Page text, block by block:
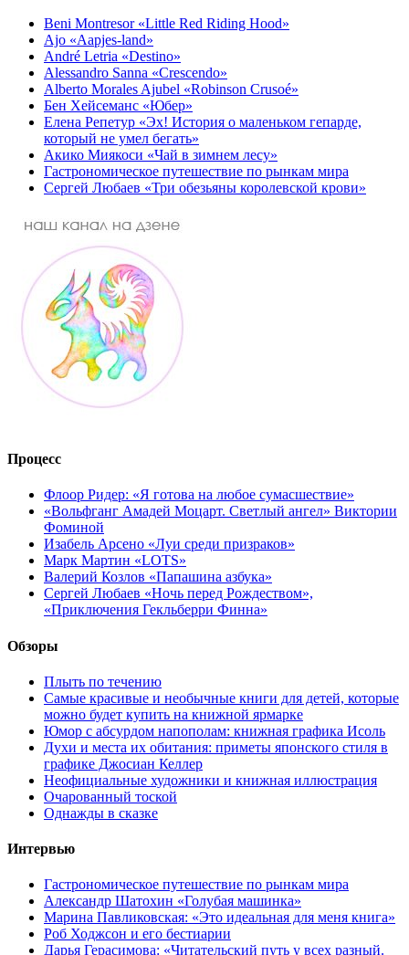
Beni Montresor «Little Red Riding Hood»
Ajo «Aapjes-land»
André Letria «Destino»
Alessandro Sanna «Crescendo»
Alberto Morales Ajubel «Robinson Crusoé»
Бен Хейсеманс «Юбер»
Елена Репетур «Эх! История о маленьком гепарде,
который не умел бегать»
Акико Миякоси «Чай в зимнем лесу»
Гастрономическое путешествие по рынкам мира
Сергей Любаев «Три обезьяны королевской крови»
Процесс
Флоор Ридер: «Я готова на любое сумасшествие»
«Вольфганг Амадей Моцарт. Светлый ангел» Виктории
Фоминой
Изабель Арсено «Луи среди призраков»
Марк Мартин «LOTS»
Валерий Козлов «Папашина азбука»
Сергей Любаев «Ночь перед Рождеством»,
«Приключения Гекльберри Финна»
Обзоры
Плыть по течению
Самые красивые и необычные книги для детей, которые
можно будет купить на книжной ярмарке
Юмор с абсурдом напополам: книжная графика Исоль
Духи и места их обитания: приметы японского стиля в
графике Джосиан Келлер
Неофициальные художники и книжная иллюстрация
Очарованный тоской
Однажды в сказке
Интервью
Гастрономическое путешествие по рынкам мира
Александр Шатохин «Голубая машинка»
Марина Павликовская: «Это идеальная для меня книга»
Роб Ходжсон и его бестиарии
Дарья Герасимова: «Читательский путь у всех разный.